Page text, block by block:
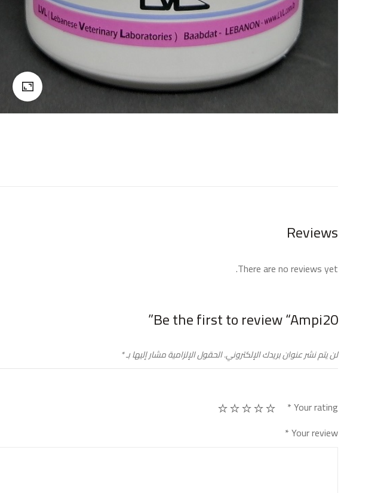
Reviews
There are no reviews yet.
Be the first to review “Ampi20”
لن يتم نشر عنوان بريدك الإلكتروني.الحقول الإلزامية مشار إليها بـ*
Your rating
*
Your review
*